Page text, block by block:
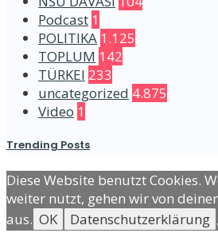
Podcast 1
POLITIKA 1.125
TOPLUM 142
TÜRKEI 233
uncategorized 4.875
Video 1
Trending Posts
Diese Website benutzt Cookies.
weiter nutzt, gehen wir von
aus. OK Datenschutzerklärung